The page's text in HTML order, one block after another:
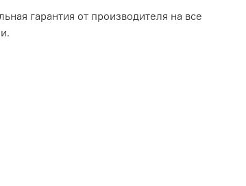
гарантия от производителя на все